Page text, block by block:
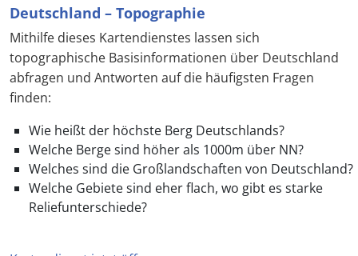
Deutschland – Topographie
Mithilfe dieses Kartendienstes lassen sich
topographische Basisinformationen über Deutschland
abfragen und Antworten auf die häufigsten Fragen
finden:
Wie heißt der höchste Berg Deutschlands?
Welche Berge sind höher als 1000m über NN?
Welches sind die Großlandschaften von Deutschland?
Welche Gebiete sind eher flach, wo gibt es starke
Reliefunterschiede?